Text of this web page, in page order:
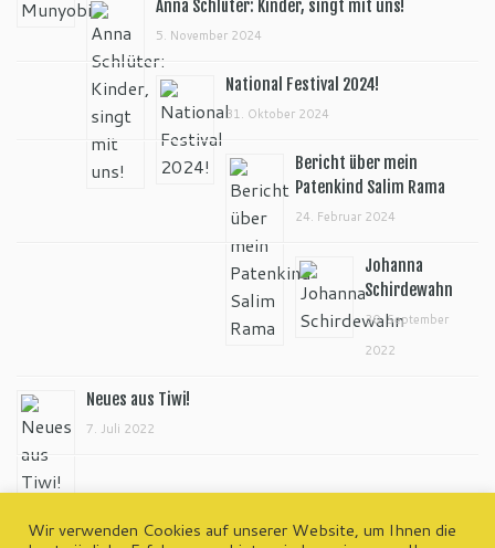
Anna Schlüter: Kinder, singt mit uns!
5. November 2024
National Festival 2024!
31. Oktober 2024
Bericht über mein
Patenkind Salim Rama
24. Februar 2024
Johanna
Schirdewahn
30. September
2022
Neues aus Tiwi!
7. Juli 2022
Wir verwenden Cookies auf unserer Website, um Ihnen die